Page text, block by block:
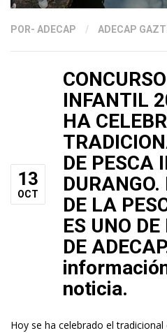
POR- ADECAP / ADECAP
13
OCT
INFANTIL
HA
DE PESCA
DE LA
ES UNO
DE
noticia.
Hoy se ha celebrado el